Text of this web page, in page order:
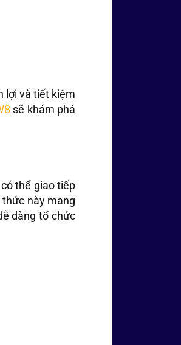
lợi và tiết kiệm
sẽ khám phá
thể giao tiếp
này mang
dàng tổ chức